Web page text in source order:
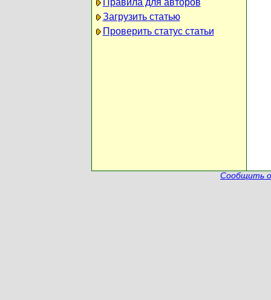
Правила для авторов
Загрузить статью
Проверить статус статьи
Сообщить о